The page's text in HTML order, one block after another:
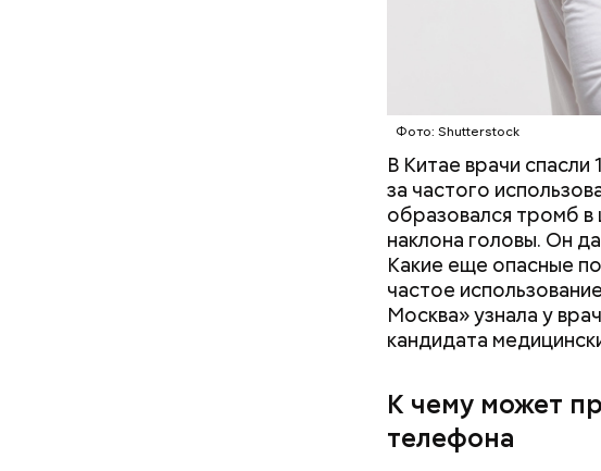
Фото: Shutterstock
В Китае врачи
за частого
образовался тромб
наклона головы. Он
Какие еще опасные
частое
Москва» узнала у
кандидата
К чему может
телефона
Праздник любви, или
аналог Дня святого
другу сюрпризы,
признаются в своих
прошлое — во
девушки надевали
юноши искали себе